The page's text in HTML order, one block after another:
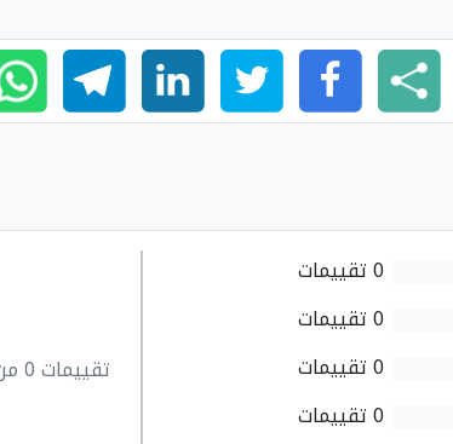
0 تقييمات
0 تقييمات
0 تقييمات
0 تقييمات
تقييمات 0 من القارئين